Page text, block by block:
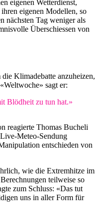
eigenen Wetterdienst,
eigenen Modellen, so
nächsten Tag weniger als
Überschiessen von
Klimadebatte anzuheizen,
sagt er:
Blödheit zu tun hat.»
reagierte Thomas Bucheli
Meteo-Sendung
entschieden von
wie die Extremhitze im
teilweise so
zum Schluss: «Das tut
uns in aller Form für